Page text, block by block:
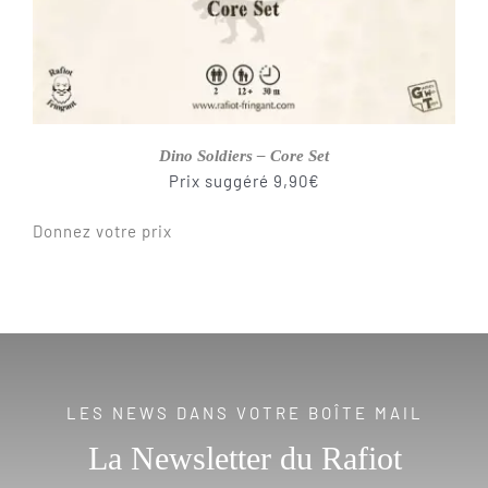
Dino Soldiers – Core Set
Prix suggéré 9,90€
Donnez votre prix
LES NEWS DANS VOTRE BOÎTE MAIL
La Newsletter du Rafiot